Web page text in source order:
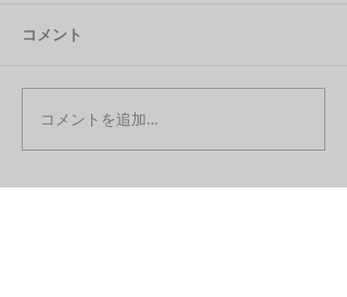
コメント
コメントを追加…